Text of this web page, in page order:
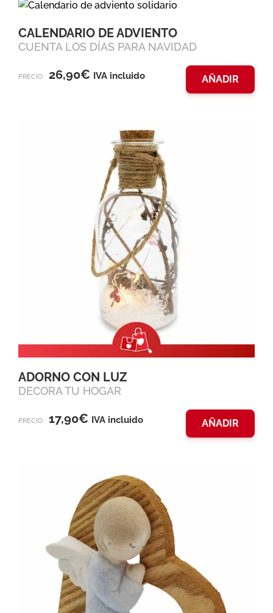
CALENDARIO DE ADVIENTO
CUENTA LOS DÍAS PARA NAVIDAD
PRECIO 26,90€ IVA incluido AÑADIR
ADORNO CON LUZ
DECORA TU HOGAR
PRECIO 17,90€ IVA incluido AÑADIR